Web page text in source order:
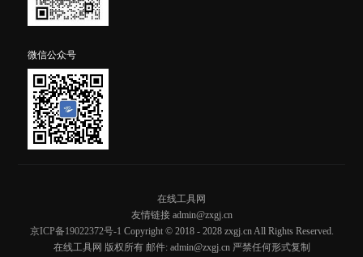
微信公众号
在线工具网
友情链接 admin@zxgj.cn
京ICP备19022372号-1 Copyright © 2018 - 2028 zxgj.cn All Rights Reserved.
在线工具网 版权所有 邮件: admin@zxgj.cn 严禁任何形式复制